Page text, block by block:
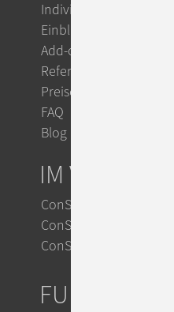
Individuelle Workflows
Einblicke
Add-ons
Referenzen
Preise
FAQ
Blog
IM VERGLEICH
ConSol CM vs. Zendesk
ConSol CM vs. Jira
ConSol CM vs. OTRS
FUNKTIONEN